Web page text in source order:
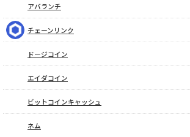
アバランチ
チェーンリンク
ドージコイン
エイダコイン
ビットコインキャッシュ
ネム